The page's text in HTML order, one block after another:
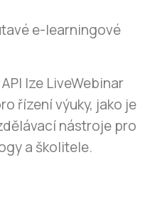
e-learningové
lze LiveWebinar
řízení výuky, jako je
nástroje pro
a školitele.